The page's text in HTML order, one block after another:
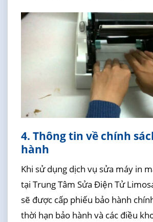
4. Thông tin về chính
hành
Khi sử dụng dịch vụ sửa máy in
tại Trung Tâm Sửa Điện Tử
sẽ được cấp phiếu bảo hành
thời hạn bảo hành và các điều